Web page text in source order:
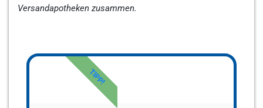
Versandapotheken zusammen.
TIPP!